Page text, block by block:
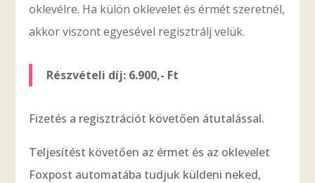
oklevélre. Ha külön oklevelet és érmét szeretnél,
akkor viszont egyesével regisztrálj velük.
Részvételi díj: 6.900,- Ft
Fizetés a regisztrációt követően átutalással.
Teljesítést követően az érmet és az oklevelet
Foxpost automatába tudjuk küldeni neked,